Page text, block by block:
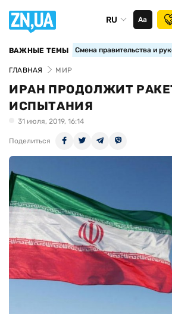
RU Аа
ВАЖНЫЕ ТЕМЫ Смена правительства и
ГЛАВНАЯ МИР
ИРАН ПРОДОЛЖИТ
ИСПЫТАНИЯ
31 июля, 2019, 16:14
Поделиться